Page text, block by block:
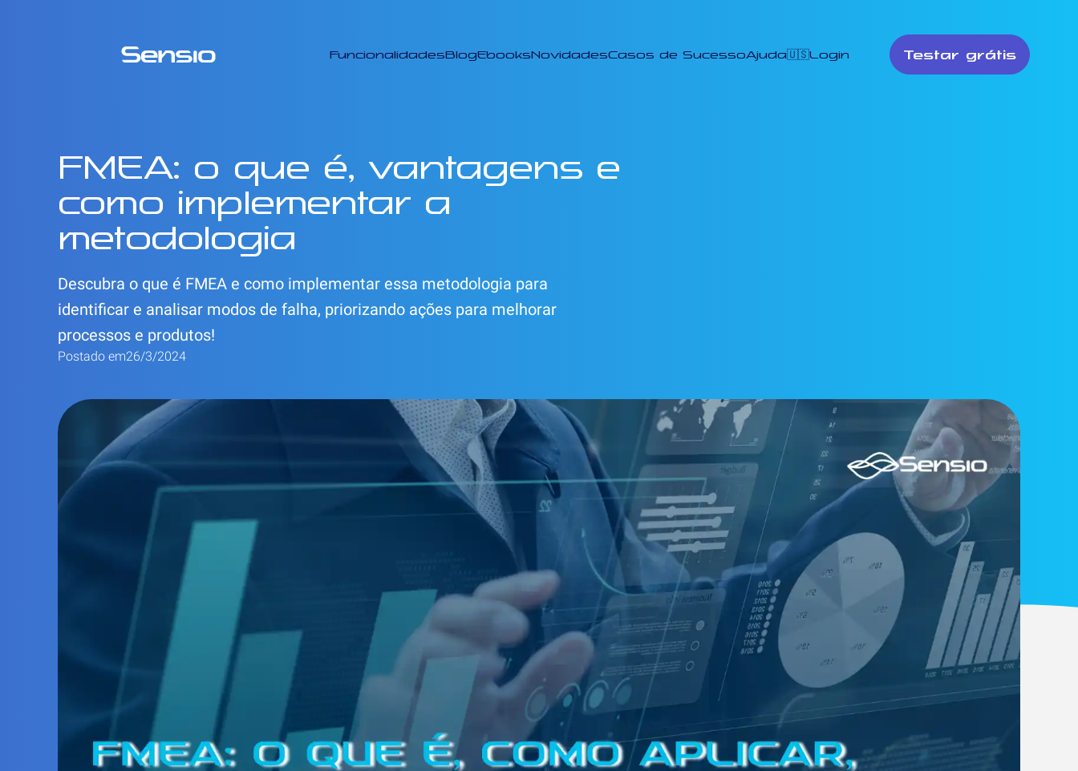
FuncionalidadesBlogEbooksNovidadesCasos de SucessoAjuda🇺🇸Login Testar grátis
FMEA: o que é, vantagens e
como implementar a
metodologia
Descubra o que é FMEA e como implementar essa metodologia para
identificar e analisar modos de falha, priorizando ações para melhorar
processos e produtos!
Postado em26/3/2024